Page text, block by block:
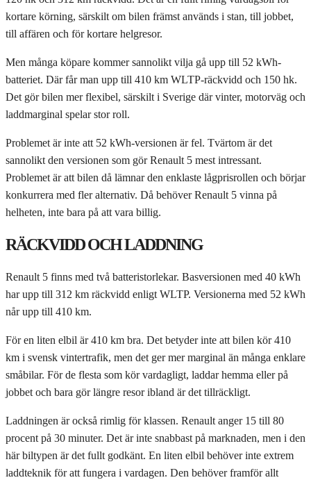
kortare körning, särskilt om bilen främst används i stan, till jobbet,
till affären och för kortare helgresor.
Men många köpare kommer sannolikt vilja gå upp till 52 kWh-
batteriet. Där får man upp till 410 km WLTP-räckvidd och 150 hk.
Det gör bilen mer flexibel, särskilt i Sverige där vinter, motorväg och
laddmarginal spelar stor roll.
Problemet är inte att 52 kWh-versionen är fel. Tvärtom är det
sannolikt den versionen som gör Renault 5 mest intressant.
Problemet är att bilen då lämnar den enklaste lågprisrollen och börjar
konkurrera med fler alternativ. Då behöver Renault 5 vinna på
helheten, inte bara på att vara billig.
RÄCKVIDD OCH LADDNING
Renault 5 finns med två batteristorlekar. Basversionen med 40 kWh
har upp till 312 km räckvidd enligt WLTP. Versionerna med 52 kWh
når upp till 410 km.
För en liten elbil är 410 km bra. Det betyder inte att bilen kör 410
km i svensk vintertrafik, men det ger mer marginal än många enklare
småbilar. För de flesta som kör vardagligt, laddar hemma eller på
jobbet och bara gör längre resor ibland är det tillräckligt.
Laddningen är också rimlig för klassen. Renault anger 15 till 80
procent på 30 minuter. Det är inte snabbast på marknaden, men i den
här biltypen är det fullt godkänt. En liten elbil behöver inte extrem
laddteknik för att fungera i vardagen. Den behöver framför allt